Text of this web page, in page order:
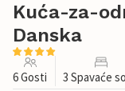
Kuća-za-
Danska
6 Gosti 3 Spavaće